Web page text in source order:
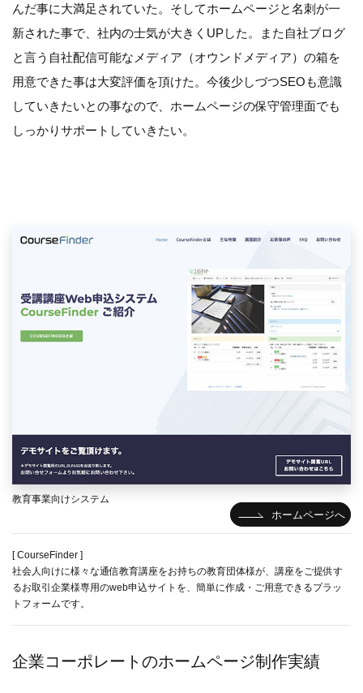
んだ事に大満足されていた。そしてホームページと名刺が一
新された事で、社内の士気が大きくUPした。また自社ブログ
と言う自社配信可能なメディア（オウンドメディア）の箱を
用意できた事は大変評価を頂けた。今後少しづつSEOも意識
していきたいとの事なので、ホームページの保守管理面でも
しっかりサポートしていきたい。
ホームページへ
教育事業向けシステム
[ CourseFinder ]
社会人向けに様々な通信教育講座をお持ちの教育団体様が、講座をご提供す
るお取引企業様専用のweb申込サイトを、簡単に作成・ご用意できるプラッ
トフォームです。
企業コーポレートのホームページ制作実績